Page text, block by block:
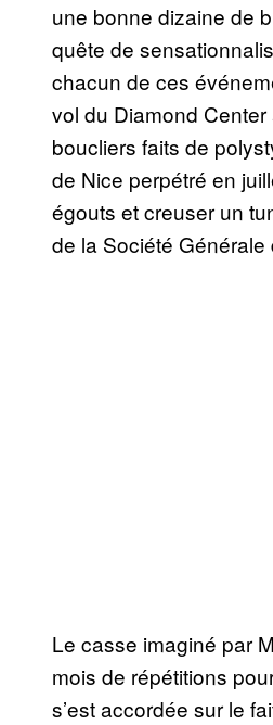
une bonne dizaine de
quête de
chacun de ces
vol du Diamond
boucliers faits de
de Nice perpétré en
égouts et creuser un
de la Société Générale
Le casse imaginé par
mois de répétitions
s’est accordée sur le